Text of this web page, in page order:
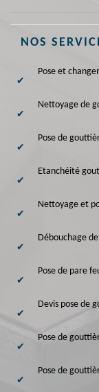
NOS
Pose et
Nettoyage de
Pose de
Etanchéité
Nettoyage et
Débouchage
Pose de pare
Devis pose de
Pose de
Pose de